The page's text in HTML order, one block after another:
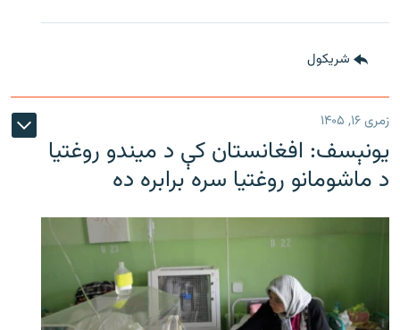
شريکول
زمری ۱۶, ۱۴۰۵
یونېسف: افغانستان کې د میندو روغتیا
د ماشومانو روغتیا سره برابره ده